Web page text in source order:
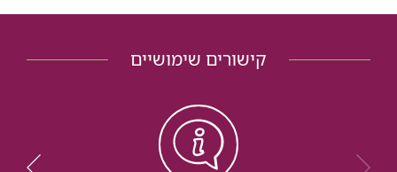
קישורים שימושיים